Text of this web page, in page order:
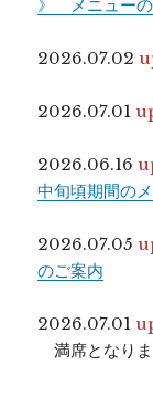
》 メニュー
2026.07.02
2026.07.01
2026.06.16
中旬頃期間の
2026.07.05
のご案内
2026.07.01
満席となり